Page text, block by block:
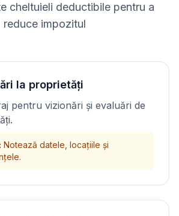
cheltuieli deductibile pentru a
reduce impozitul
la proprietăți
pentru vizionări și evaluări de
: Notează datele, locațiile și